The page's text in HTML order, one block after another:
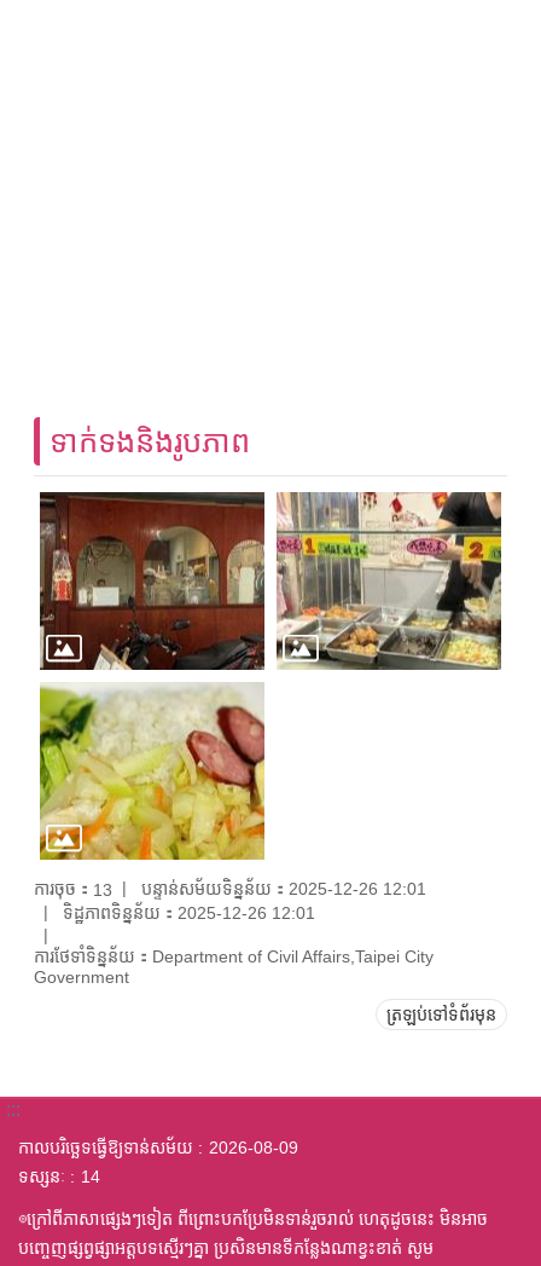
ទាក់ទងនិងរូបភាព
ការចុច： 13
បន្ទាន់សម័យទិន្នន័យ：2025-12-26 12:01
ទិដ្ឋភាពទិន្នន័យ：2025-12-26 12:01
ការថែទាំទិន្នន័យ：Department of Civil Affairs,Taipei City
Government
ត្រឡប់ទៅទំព័រមុន
:::
កាលបរិច្ឆេទធ្វើឱ្យទាន់សម័យ
2026-08-09
ទស្សនៈ
14
◎ក្រៅពីភាសាផ្សេងៗទៀត ពីព្រោះបកប្រែមិនទាន់រួចរាល់ ហេតុដូចនេះ មិនអាច
បញ្ចេញផ្សព្វផ្សាអត្តបទស្មើរៗគ្នា ប្រសិនមានទីកន្លែងណាខ្វះខាត់ សូម